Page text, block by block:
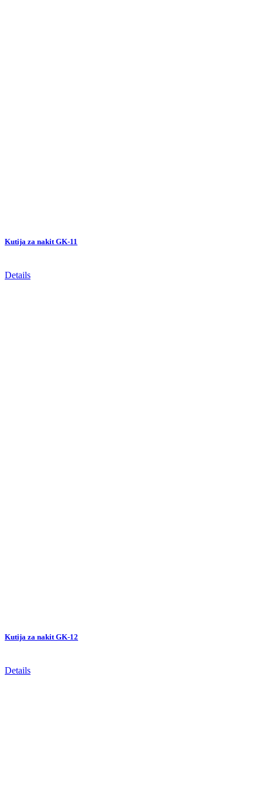
Kutija za nakit GK-11
Details
Kutija za nakit GK-12
Details